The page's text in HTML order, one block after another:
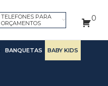
TELEFONES PARA
ORÇAMENTOS
0
BANQUETAS BABY KIDS